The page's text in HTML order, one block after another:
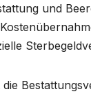
und